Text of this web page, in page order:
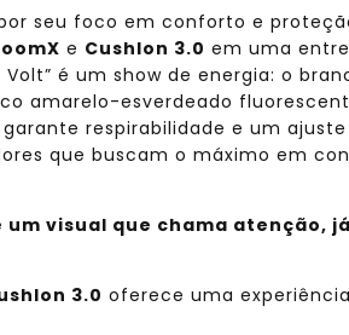
seu foco em conforto e
e Cushlon 3.0 em uma
é um show de energia: o
amarelo-esverdeado
respirabilidade e um
que buscam o máximo em
visual que chama atenção,
3.0 oferece uma